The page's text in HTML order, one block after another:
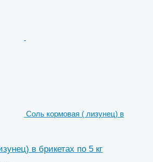
Соль кормовая ( лизунец) в
в брикетах по 5 кг